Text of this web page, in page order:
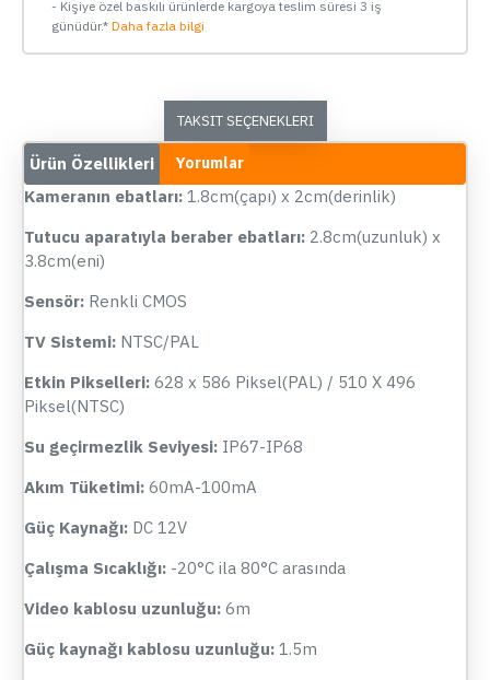
- Kişiye özel baskılı ürünlerde kargoya teslim süresi 3 iş
günüdür.* Daha fazla bilgi
TAKSIT SEÇENEKLERI
Ürün Özellikleri Yorumlar
Kameranın ebatları: 1.8cm(çapı) x 2cm(derinlik)
Tutucu aparatıyla beraber ebatları: 2.8cm(uzunluk) x
3.8cm(eni)
Sensör: Renkli CMOS
TV Sistemi: NTSC/PAL
Etkin Pikselleri: 628 x 586 Piksel(PAL) / 510 X 496
Piksel(NTSC)
Su geçirmezlik Seviyesi: IP67-IP68
Akım Tüketimi: 60mA-100mA
Güç Kaynağı: DC 12V
Çalışma Sıcaklığı: -20°C ila 80°C arasında
Video kablosu uzunluğu: 6m
Güç kaynağı kablosu uzunluğu: 1.5m